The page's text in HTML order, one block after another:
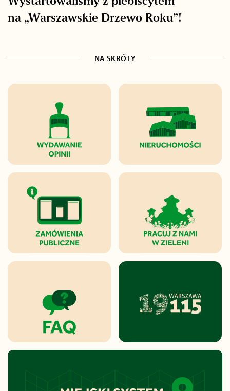
na „Warszawskie Drzewo Roku”!
NA SKRÓTY